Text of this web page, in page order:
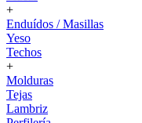
+
Enduídos / Masillas
Yeso
Techos
+
Molduras
Tejas
Lambriz